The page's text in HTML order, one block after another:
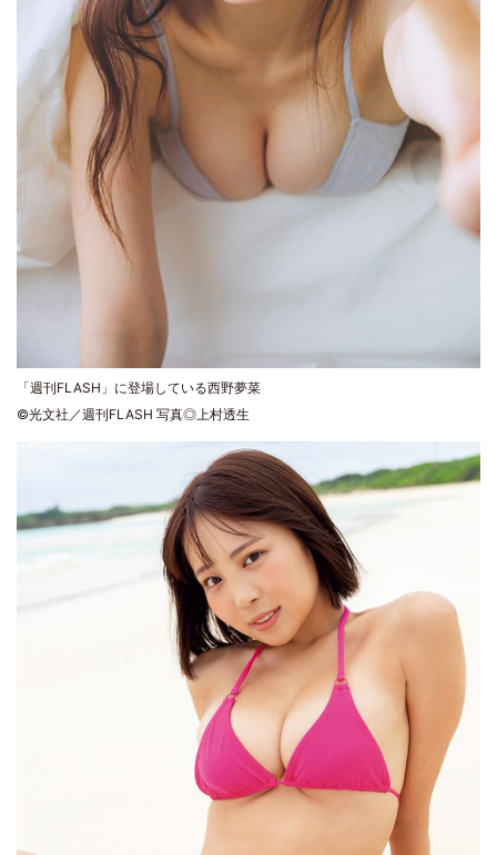
「週刊FLASH」に登場している西野夢菜
©光文社／週刊FLASH 写真◎上村透生